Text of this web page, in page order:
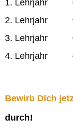
1. Lehrjahr €
2. Lehrjahr €
3. Lehrjahr €
4. Lehrjahr €
Bewirb Dich
durch!